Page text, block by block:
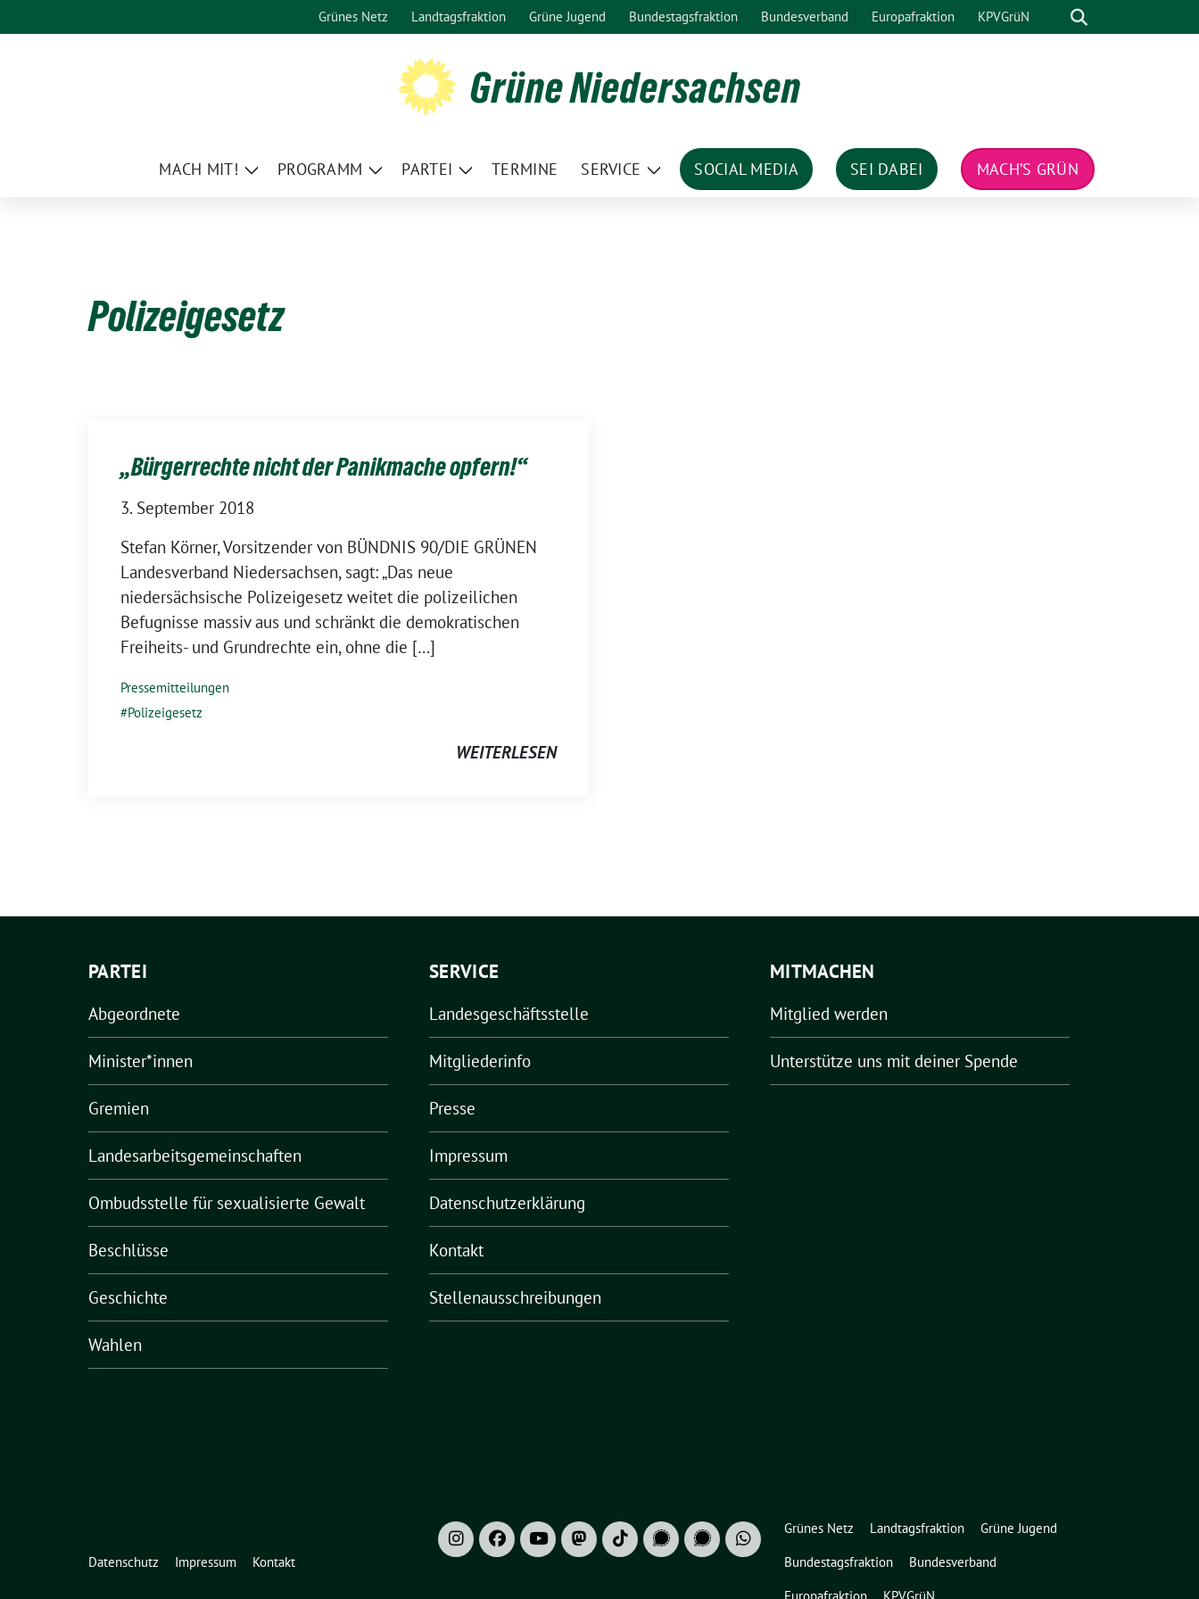
zum
Grünes Netz Landtagsfraktion Grüne Jugend Bundestagsfraktion Bundesverband Europafraktion KPVGrüN Suche
Grüne Niedersachsen
MACH MIT!
Zeige
PROGRAMM
Zeige
PARTEI
Zeige
TERMINE SERVICE
Zeige
SOCIAL MEDIA SEI DABEI MACH’S GRÜN
Polizeigesetz
„Bürgerrechte nicht der Panikmache opfern!“
3. September 2018
Stefan Körner, Vorsitzender von BÜNDNIS 90/DIE GRÜNEN
Landesverband Niedersachsen, sagt: „Das neue
niedersächsische Polizeigesetz weitet die polizeilichen
Befugnisse massiv aus und schränkt die demokratischen
Freiheits- und Grundrechte ein, ohne die […]
Pressemitteilungen
Polizeigesetz
WEITERLESEN
PARTEI
Abgeordnete
Minister*innen
Gremien
Landesarbeitsgemeinschaften
Ombudsstelle für sexualisierte Gewalt
Beschlüsse
Geschichte
Wahlen
SERVICE
Landesgeschäftsstelle
Mitgliederinfo
Presse
Impressum
Datenschutzerklärung
Kontakt
Stellenausschreibungen
MITMACHEN
Mitglied werden
Unterstütze uns mit deiner Spende
Datenschutz Impressum Kontakt
Grünes Netz Landtagsfraktion
Grüne Jugend
Bundestagsfraktion
Bundesverband